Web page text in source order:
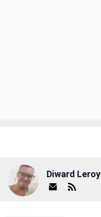
Diward Leroy